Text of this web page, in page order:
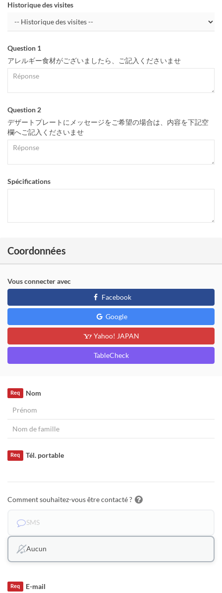
Historique des visites
Question 1
アレルギー食材がございましたら、ご記入くださいませ
Question 2
デザートプレートにメッセージをご希望の場合は、内容を下記空
欄へご記入くださいませ
Spécifications
Coordonnées
Vous connecter avec
Facebook
Google
Yahoo! JAPAN
TableCheck
Nom
Req
Tél. portable
Req
Comment souhaitez-vous être contacté ?
SMS
Aucun
E-mail
Req